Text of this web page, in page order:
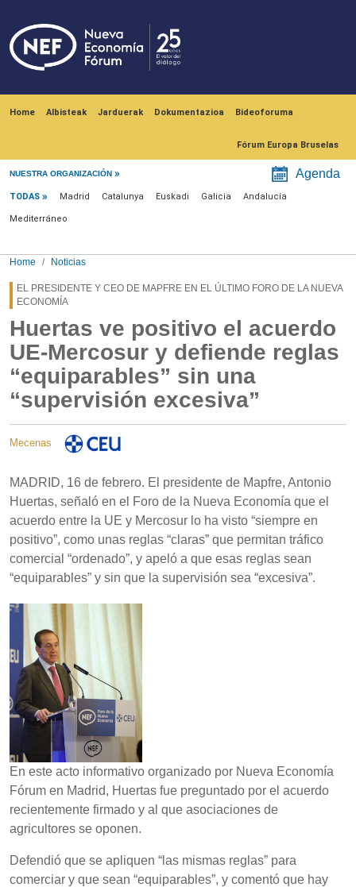
Home Albisteak Jarduerak Dokumentazioa Bideoforuma
Fórum Europa Bruselas
NUESTRA ORGANIZACIÓN Agenda
Menú noticias
TODAS Madrid Catalunya Euskadi Galicia Andalucía
Mediterráneo
Home Noticias
EL PRESIDENTE Y CEO DE MAPFRE EN EL ÚLTIMO FORO DE LA NUEVA
ECONOMÍA
Huertas ve positivo el acuerdo
UE-Mercosur y defiende reglas
“equiparables” sin una
“supervisión excesiva”
Mecenas
MADRID, 16 de febrero. El presidente de Mapfre, Antonio
Huertas, señaló en el Foro de la Nueva Economía que el
acuerdo entre la UE y Mercosur lo ha visto “siempre en
positivo”, como unas reglas “claras” que permitan tráfico
comercial “ordenado”, y apeló a que esas reglas sean
“equiparables” y sin que la supervisión sea “excesiva”.
En este acto informativo organizado por Nueva Economía
Fórum en Madrid, Huertas fue preguntado por el acuerdo
recientemente firmado y al que asociaciones de
agricultores se oponen.
Defendió que se apliquen “las mismas reglas” para
comerciar y que sean “equiparables”, y comentó que hay